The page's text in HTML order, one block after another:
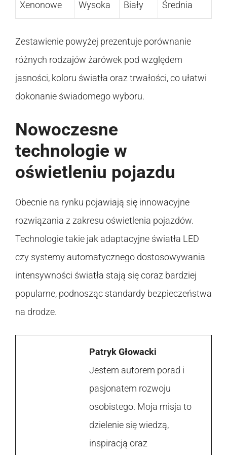
Xenonowe Wysoka Biały Średnia
Zestawienie powyżej prezentuje porównanie
różnych rodzajów żarówek pod względem
jasności, koloru światła oraz trwałości, co ułatwi
dokonanie świadomego wyboru.
Nowoczesne
technologie w
oświetleniu pojazdu
Obecnie na rynku pojawiają się innowacyjne
rozwiązania z zakresu oświetlenia pojazdów.
Technologie takie jak adaptacyjne światła LED
czy systemy automatycznego dostosowywania
intensywności światła stają się coraz bardziej
popularne, podnosząc standardy bezpieczeństwa
na drodze.
Patryk Głowacki
Jestem autorem porad i
pasjonatem rozwoju
osobistego. Moja misja to
dzielenie się wiedzą,
inspiracją oraz